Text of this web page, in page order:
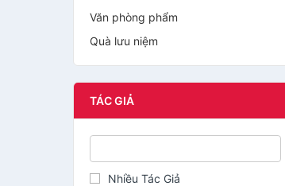
Văn phòng phẩm
Quà lưu niệm
TÁC GIẢ
Nhiều Tác Giả